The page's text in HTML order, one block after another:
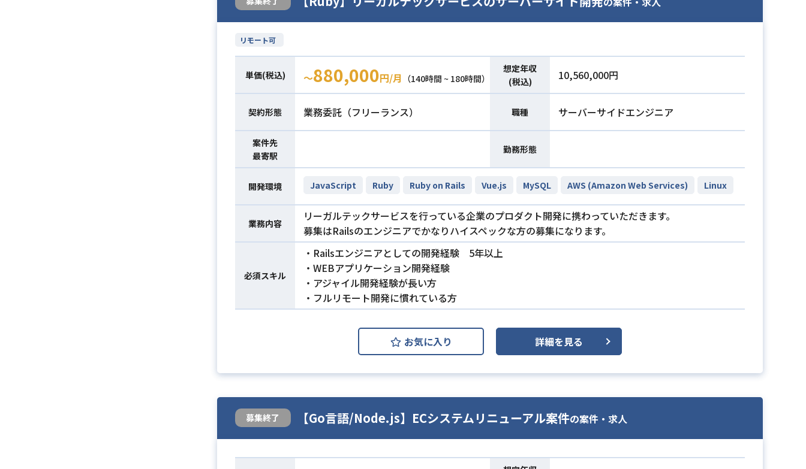
リモート可
単価(税込) 〜880,000円/月 （140時間 ~ 180時間）
想定年収
(税込)
10,560,000円
契約形態 業務委託（フリーランス） 職種 サーバーサイドエンジニア
案件先
最寄駅
勤務形態
開発環境 JavaScript Ruby Ruby on Rails Vue.js MySQL AWS (Amazon Web Services) Linux
業務内容
リーガルテックサービスを行っている企業のプロダクト開発に携わっていただきます。
募集はRailsのエンジニアでかなりハイスペックな方の募集になります。
必須スキル
・Railsエンジニアとしての開発経験 5年以上
・WEBアプリケーション開発経験
・アジャイル開発経験が長い方
・フルリモート開発に慣れている方
お気に入り 詳細を見る
募集終了 【Go言語/Node.js】ECシステムリニューアル案件の案件・求人